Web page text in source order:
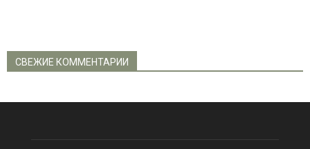
СВЕЖИЕ КОММЕНТАРИИ